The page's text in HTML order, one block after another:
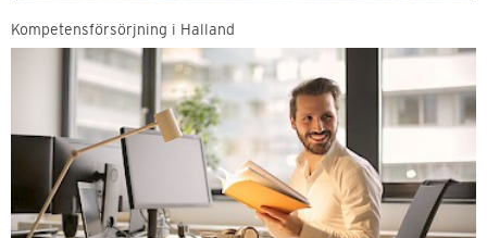
Kompetensförsörjning i Halland